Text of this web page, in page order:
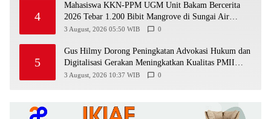
4
Mahasiswa KKN-PPM UGM Unit Bakam Bercerita
2026 Tebar 1.200 Bibit Mangrove di Sungai Air
Layang
3 August, 2026 05:50 WIB 0
5
Gus Hilmy Dorong Peningkatan Advokasi Hukum dan
Digitalisasi Gerakan Meningkatkan Kualitas PMII
DIY
3 August, 2026 10:37 WIB 0